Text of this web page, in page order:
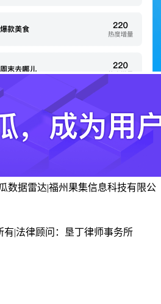
数据雷达|福州果集信息科技有限公
有|法律顾问：垦丁律师事务所